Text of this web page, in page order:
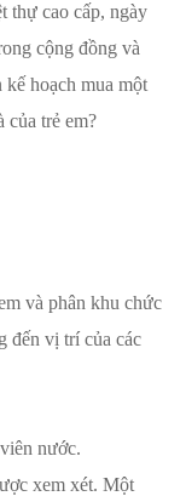
thự cao cấp, ngày
cộng đồng và
hoạch mua một
của trẻ em?
và phân khu chức
đến vị trí của các
nước.
xem xét. Một